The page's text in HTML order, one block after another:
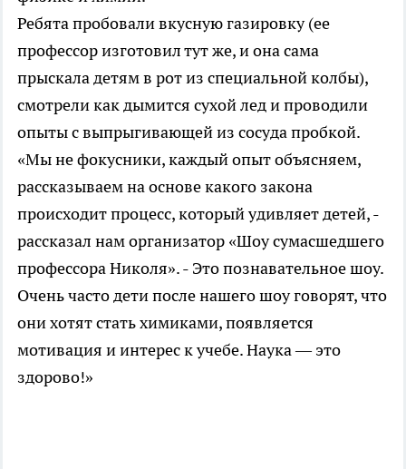
Ребята пробовали вкусную газировку (ее
профессор изготовил тут же, и она сама
прыскала детям в рот из специальной колбы),
смотрели как дымится сухой лед и проводили
опыты с выпрыгивающей из сосуда пробкой.
«Мы не фокусники, каждый опыт объясняем,
рассказываем на основе какого закона
происходит процесс, который удивляет детей, -
рассказал нам организатор «Шоу сумасшедшего
профессора Николя». - Это познавательное шоу.
Очень часто дети после нашего шоу говорят, что
они хотят стать химиками, появляется
мотивация и интерес к учебе. Наука — это
здорово!»